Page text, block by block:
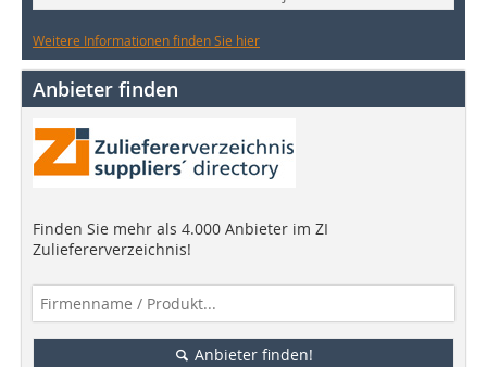
Weitere Informationen finden Sie hier
Anbieter finden
Finden Sie mehr als 4.000 Anbieter im ZI
Zuliefererverzeichnis!
Anbieter finden!